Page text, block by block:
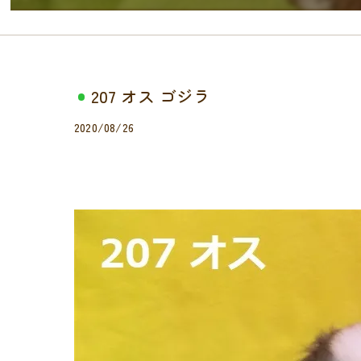
207 オス ゴジラ
2020/08/26